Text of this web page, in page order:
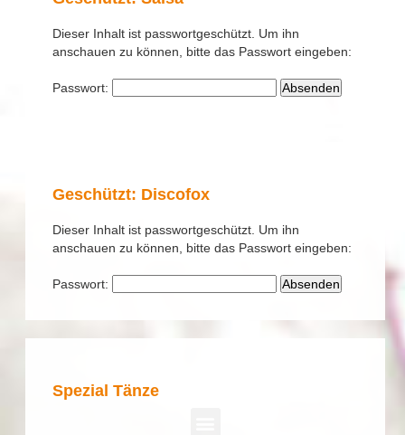
Dieser Inhalt ist passwortgeschützt. Um ihn
anschauen zu können, bitte das Passwort eingeben:
Passwort:
Geschützt: Discofox
Dieser Inhalt ist passwortgeschützt. Um ihn
anschauen zu können, bitte das Passwort eingeben:
Passwort:
Spezial Tänze